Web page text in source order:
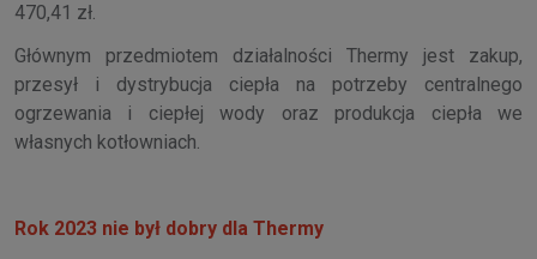
470,41 zł.
Głównym przedmiotem działalności Thermy jest zakup,
przesył i dystrybucja ciepła na potrzeby centralnego
ogrzewania i ciepłej wody oraz produkcja ciepła we
własnych kotłowniach.
Rok 2023 nie był dobry dla Thermy